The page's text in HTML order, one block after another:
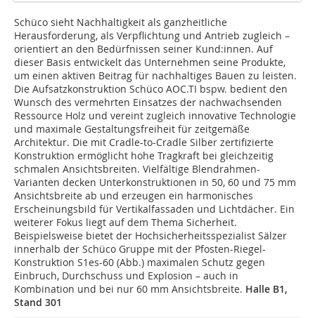
Schüco sieht Nachhaltigkeit als ganzheitliche
Herausforderung, als Verpflichtung und Antrieb zugleich –
orientiert an den Bedürfnissen seiner Kund:innen. Auf
dieser Basis entwickelt das Unternehmen seine Produkte,
um einen aktiven Beitrag für nachhaltiges Bauen zu leisten.
Die Aufsatzkonstruktion Schüco AOC.TI bspw. bedient den
Wunsch des vermehrten Einsatzes der nachwachsenden
Ressource Holz und vereint zugleich innovative Technologie
und maximale Gestaltungsfreiheit für zeitgemäße
Architektur. Die mit Cradle-to-Cradle Silber zertifizierte
Konstruktion ermöglicht hohe Tragkraft bei gleichzeitig
schmalen Ansichtsbreiten. Vielfältige Blendrahmen-
Varianten decken Unterkonstruktionen in 50, 60 und 75 mm
Ansichtsbreite ab und erzeugen ein harmonisches
Erscheinungsbild für Vertikalfassaden und Lichtdächer. Ein
weiterer Fokus liegt auf dem Thema Sicherheit.
Beispielsweise bietet der Hochsicherheitsspezialist Sälzer
innerhalb der Schüco Gruppe mit der Pfosten-Riegel-
Konstruktion S1es-60 (Abb.) maximalen Schutz gegen
Einbruch, Durchschuss und Explosion – auch in
Kombination und bei nur 60 mm Ansichtsbreite. Halle B1,
Stand 301